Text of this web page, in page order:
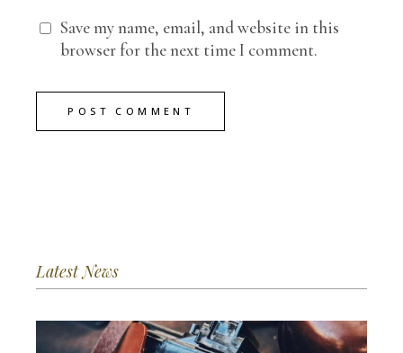
Save my name, email, and website in this
browser for the next time I comment.
POST COMMENT
Latest News